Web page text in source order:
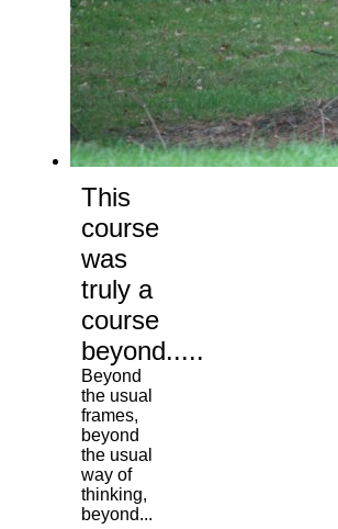
This
course
was
truly a
course
beyond.....
Beyond
the usual
frames,
beyond
the usual
way of
thinking,
beyond...